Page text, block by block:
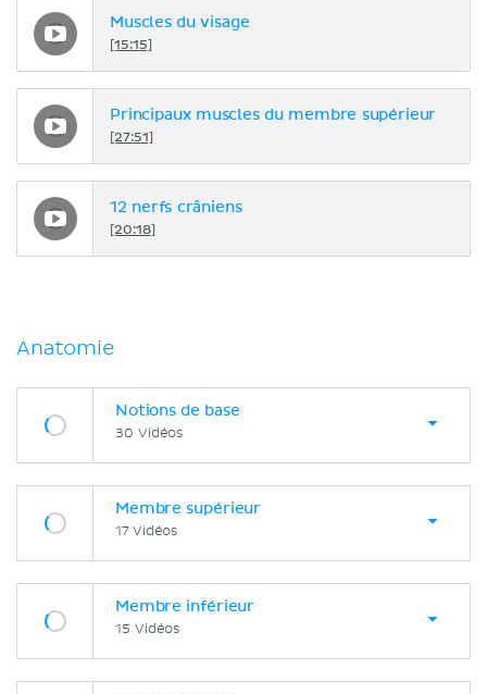
Muscles du visage
[15:15]
Principaux muscles du membre supérieur
[27:51]
12 nerfs crâniens
[20:18]
Anatomie
Notions de base
30 Vidéos
Membre supérieur
17 Vidéos
Membre inférieur
15 Vidéos